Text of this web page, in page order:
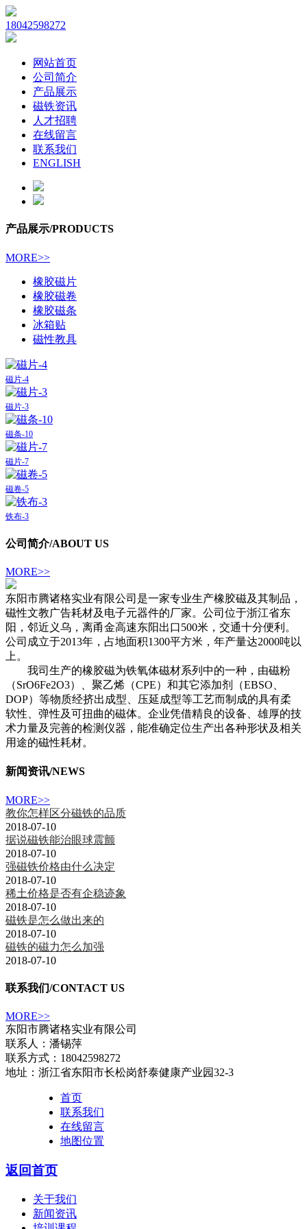
18042598272
网站首页
公司简介
产品展示
磁铁资讯
人才招聘
在线留言
联系我们
ENGLISH
产品展示/PRODUCTS
MORE>>
橡胶磁片
橡胶磁卷
橡胶磁条
冰箱贴
磁性教具
磁片-4
磁片-3
磁条-10
磁片-7
磁卷-5
铁布-3
公司简介/ABOUT US
MORE>>
东阳市腾诸格实业有限公司是一家专业生产橡胶磁及其制品，
磁性文教广告耗材及电子元器件的厂家。公司位于浙江省东
阳，邻近义乌，离甬金高速东阳出口500米，交通十分便利。
公司成立于2013年，占地面积1300平方米，年产量达2000吨以
上。
我司生产的橡胶磁为铁氧体磁材系列中的一种，由磁粉
（SrO6Fe2O3）、聚乙烯（CPE）和其它添加剂（EBSO、
DOP）等物质经挤出成型、压延成型等工艺而制成的具有柔
软性、弹性及可扭曲的磁体。企业凭借精良的设备、雄厚的技
术力量及完善的检测仪器，能准确定位生产出各种形状及相关
用途的磁性耗材。
新闻资讯/NEWS
MORE>>
教你怎样区分磁铁的品质
2018-07-10
据说磁铁能治眼球震颤
2018-07-10
强磁铁价格由什么决定
2018-07-10
稀土价格是否有企稳迹象
2018-07-10
磁铁是怎么做出来的
2018-07-10
磁铁的磁力怎么加强
2018-07-10
联系我们/CONTACT US
MORE>>
东阳市腾诸格实业有限公司
联系人：潘锡萍
联系方式：18042598272
地址：浙江省东阳市长松岗舒泰健康产业园32-3
首页
联系我们
在线留言
地图位置
返回首页
关于我们
新闻资讯